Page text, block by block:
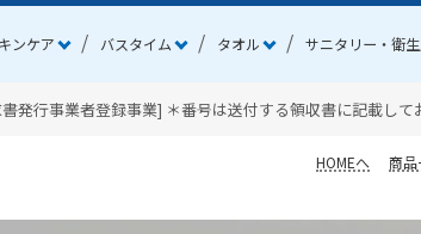
ンケア バスタイム タオル サニタリー・衛
発行事業者登録事業] ＊番号は送付する領収書に記載して
HOMEへ 商品